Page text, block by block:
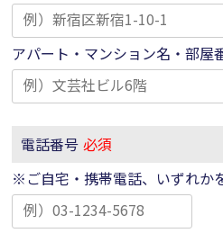
アパート・マンション名・部屋
電話番号 必須
※ご自宅・携帯電話、いずれか